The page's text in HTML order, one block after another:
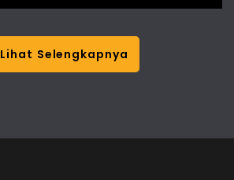
Lihat Selengkapnya